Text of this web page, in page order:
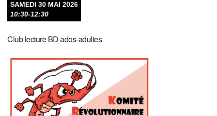
SAMEDI 30 MAI 2026
10:30-12:30
Club lecture BD ados-adultes